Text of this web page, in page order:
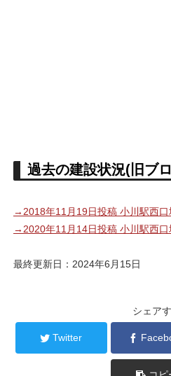
過去の建設状況(旧ブ
→2018年11月19日投稿 小川駅西
→2020年11月14日投稿 小川駅西
最終更新日：2024年6月15日
シェア
Twitter